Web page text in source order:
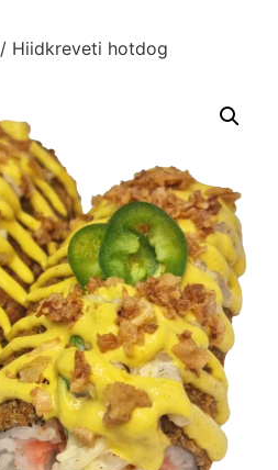
/ Hiidkreveti hotdog